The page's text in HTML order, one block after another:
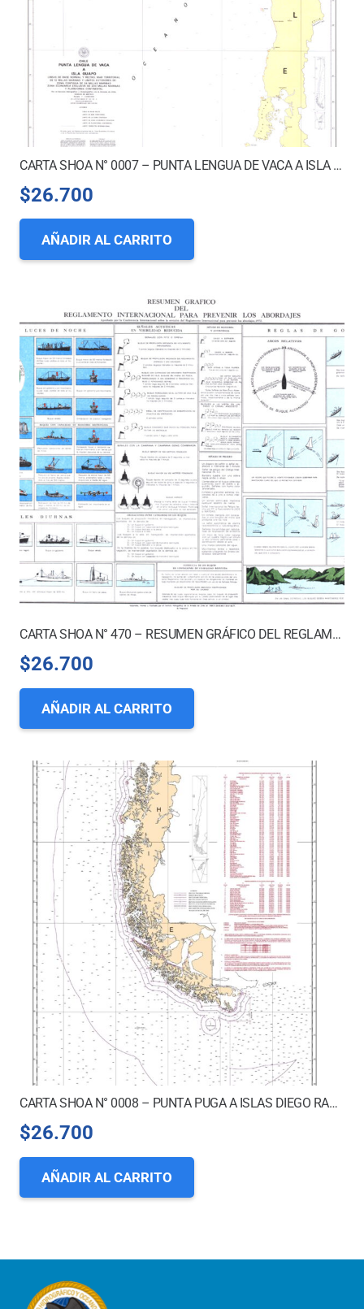
CARTA SHOA N° 0007 – PUNTA LENGUA DE VACA A ISLA GUAFO *
$26.700
AÑADIR AL CARRITO
CARTA SHOA N° 470 – RESUMEN GRÁFICO DEL REGLAMENTO INTERNACIONAL PARA PREVENIR LOS ABORDAJES
$26.700
AÑADIR AL CARRITO
CARTA SHOA N° 0008 – PUNTA PUGA A ISLAS DIEGO RAMÍREZ *
$26.700
AÑADIR AL CARRITO